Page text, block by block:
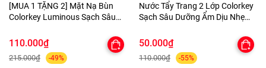
[MUA 1 TẶNG 2] Mặt Nạ Bùn
Colorkey Luminous Sạch Sâu
Mịn Purifying Clay Mask - TẶNG
SET SAMPLE 2 GEL TẮM
110.000₫
215.000₫ -49%
Nước Tẩy Trang 2 Lớp Colorkey
Sạch Sâu Dưỡng Ẩm Dịu Nhẹ
50.000₫
110.000₫ -55%